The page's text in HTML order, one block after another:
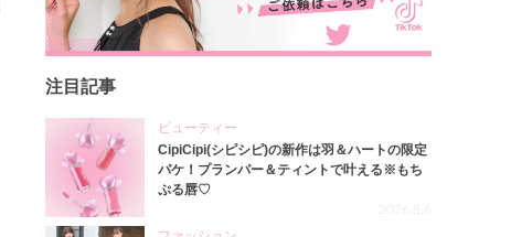
注目記事
ビューティー
CipiCipi(シピシピ)の新作は羽＆ハートの限定
パケ！プランパー＆ティントで叶える※もち
ぷる唇♡
2026.8.6